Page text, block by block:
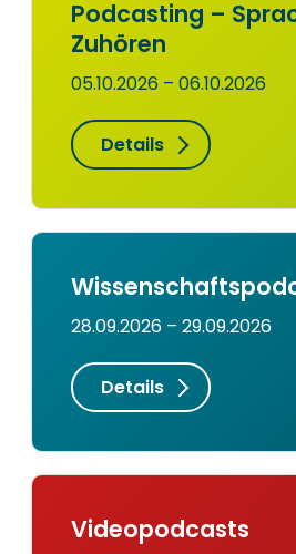
Podcasting –
Zuhören
05.10.2026 – 06.10.2026
Details
28.09.2026 – 29.09.2026
Details
Videopodcasts